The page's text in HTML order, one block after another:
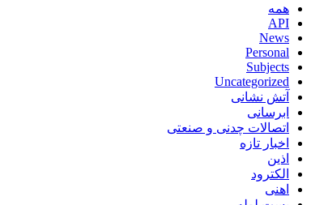
همه
API
News
Personal
Subjects
Uncategorized
آتش نشانی
ابرسانی
اتصالات چدنی و صنعتی
اخبار تازه
اذین
الکترود
اهنی